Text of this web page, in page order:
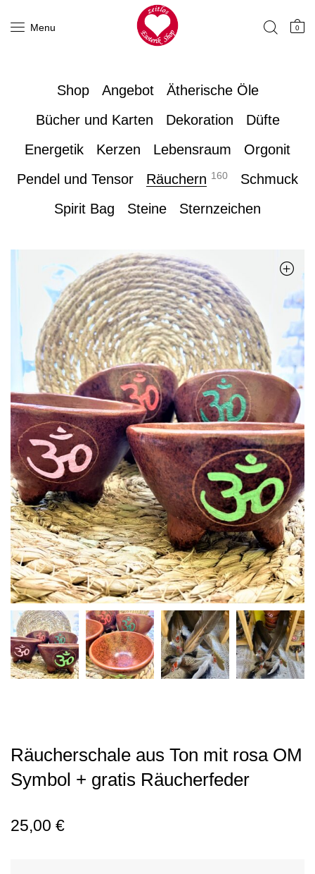
Menu 0
Shop Angebot
Ätherische Öle
Bücher und Karten
Dekoration
Düfte
Energetik
Kerzen Lebensraum
Orgonit
Pendel und Tensor
Räuchern 160
Schmuck
Spirit Bag
Steine Sternzeichen
Räucherschale aus Ton mit rosa OM
Symbol + gratis Räucherfeder
25,00 €